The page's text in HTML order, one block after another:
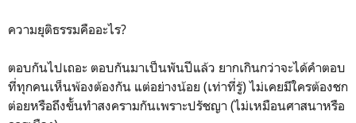
ความยุติธรรมคืออะไร?
ตอบกันไปเถอะ ตอบกันมาเป็นพันปีแล้ว ยากเกินกว่าจะได้คำตอบ
ที่ทุกคนเห็นพ้องต้องกัน แต่อย่างน้อย (เท่าที่รู้) ไม่เคยมีใครต้องชก
ต่อยหรือถึงขั้นทำสงครามกันเพราะปรัชญา (ไม่เหมือนศาสนาหรือ